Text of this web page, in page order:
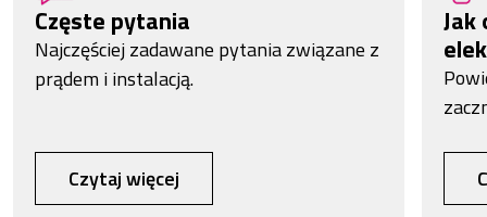
Częste pytania
Najczęściej zadawane pytania związane z
prądem i instalacją.
Czytaj więcej
Jak